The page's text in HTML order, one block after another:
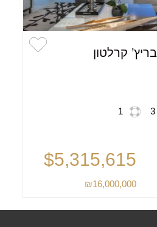
קרלטון
3
1
$5,315,615
₪16,000,000